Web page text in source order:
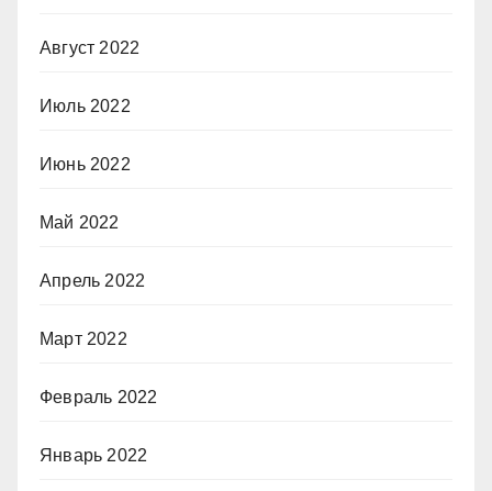
Август 2022
Июль 2022
Июнь 2022
Май 2022
Апрель 2022
Март 2022
Февраль 2022
Январь 2022